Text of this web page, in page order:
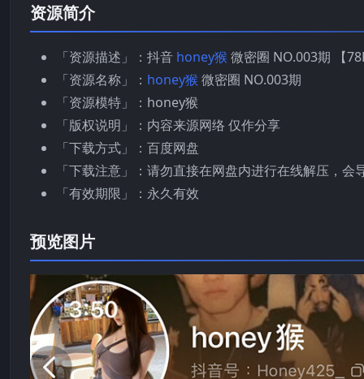
资源简介
「资源描述」：抖音 honey猴 微密圈 NO.003期 【
「资源名称」： honey猴 微密圈 NO.003期
「资源模特」：honey猴
「版权说明」：内容来源网络 仅作分享
「下载方式」：百度网盘
「下载注意」：请勿直接在网盘内进行在线解压，
「有效期限」：永久有效
预览图片